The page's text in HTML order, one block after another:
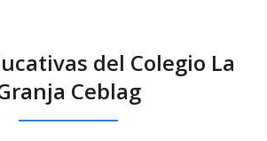
del Colegio La
Ceblag